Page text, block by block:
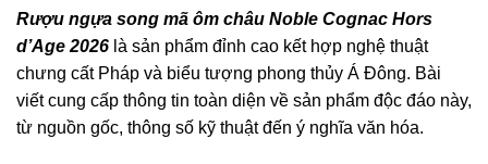
Rượu ngựa song mã ôm châu Noble Cognac Hors
d’Age 2026 là sản phẩm đỉnh cao kết hợp nghệ thuật
chưng cất Pháp và biểu tượng phong thủy Á Đông. Bài
viết cung cấp thông tin toàn diện về sản phẩm độc đáo này,
từ nguồn gốc, thông số kỹ thuật đến ý nghĩa văn hóa.